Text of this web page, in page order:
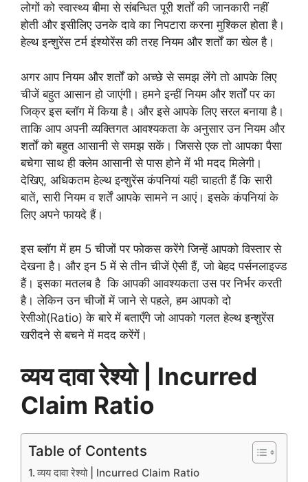
लोगों को स्वास्थ्य बीमा से संबन्धित पूरी शर्तों की जानकारी नहीं
होती और इसीलिए उनके दावे का निपटारा करना मुश्किल होता है।
हेल्थ इन्शुरेंस टर्म इंश्योरेंस की तरह नियम और शर्तों का खेल है।
अगर आप नियम और शर्तों को अच्छे से समझ लेंगे तो आपके लिए
चीजें बहुत आसान हो जाएंगी। हमने इन्हीं नियम और शर्तों पर का
जिक्र इस ब्लॉग में किया है। और इसे आपके लिए सरल बनाया है।
ताकि आप अपनी व्यक्तिगत आवश्यकता के अनुसार उन नियम और
शर्तों को बहुत आसानी से समझ सकें। जिससे एक तो आपका पैसा
बचेगा साथ ही क्लेम आसानी से पास होने में भी मदद मिलेगी।
देखिए, अधिकतम हेल्थ इन्शुरेंस कंपनियां यही चाहती हैं कि सारी
बातें, सारी नियम व शर्तें आपके सामने न आएं। इसके कंपनियां के
लिए अपने फायदे हैं।
इस ब्लॉग में हम 5 चीजों पर फोकस करेंगे जिन्हें आपको विस्तार से
देखना है। और इन 5 में से तीन चीजें ऐसी हैं, जो बेहद पर्सनलाइज्ड
हैं। इसका मतलब है कि आपकी आवश्यकता उस पर निर्भर करती
है। लेकिन उन चीजों में जाने से पहले, हम आपको दो
रेसीओ(Ratio) के बारे में बताएँगे जो आपको गलत हेल्थ इन्शुरेंस
खरीदने से बचने में मदद करेंगें।
व्यय दावा रेश्यो | Incurred
Claim Ratio
Table of Contents
व्यय दावा रेश्यो | Incurred Claim Ratio